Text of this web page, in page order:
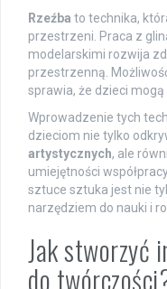
Rzeźba to technika,
przestrzeni. Praca z
modelarskimi rozwija
przestrzenną.
sprawia, że dzieci
Wprowadzenie tych
dzieciom nie tylko
artystycznych, ale
umiejętności
sztuce sztuka jest nie
narzędziem do nauki i
Jak stworzyć
do